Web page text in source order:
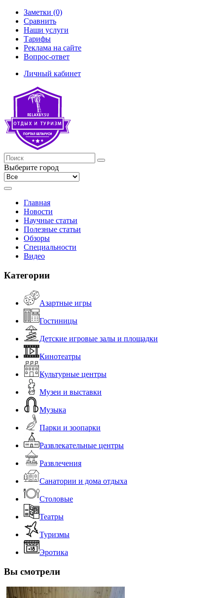
Заметки (0)
Сравнить
Наши услуги
Тарифы
Реклама на сайте
Вопрос-ответ
Личный кабинет
Выберите город
Главная
Новости
Научные статьи
Полезные статьи
Обзоры
Специальности
Видео
Категории
Азартные игры
Гостиницы
Детские игровые залы и площадки
Кинотеатры
Культурные центры
Музеи и выставки
Музыка
Парки и зоопарки
Развлекательные центры
Развлечения
Санатории и дома отдыха
Столовые
Театры
Туризмы
Эротика
Вы смотрели